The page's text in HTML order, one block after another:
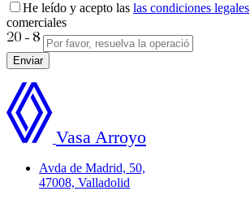
He leído y acepto las las condiciones legales
comerciales
Enviar
Vasa Arroyo
Avda de Madrid, 50,
47008, Valladolid